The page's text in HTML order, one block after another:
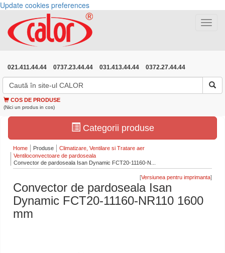
Update cookies preferences
Toggle
021.411.44.44 0737.23.44.44 031.413.44.44 0372.27.44.44
COS DE PRODUSE
(Nici un produs in cos)
Categorii produse
Home Produse
Climatizare, Ventilare si Tratare aer
Ventiloconvectoare de pardoseala
Convector de pardoseala Isan Dynamic FCT20-11160-N...
[ ]
Convector de pardoseala Isan
Dynamic FCT20-11160-NR110 1600
mm